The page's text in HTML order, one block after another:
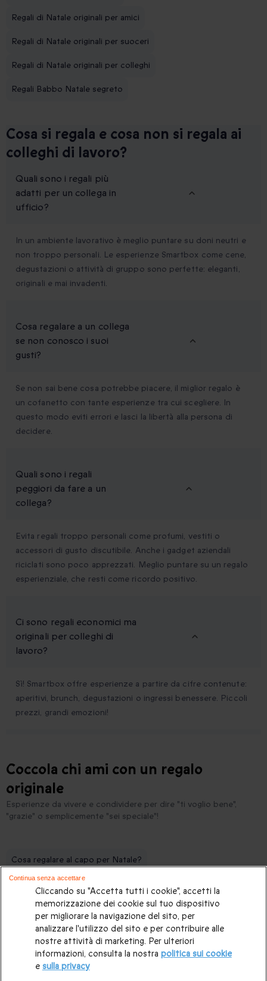
Regali di Natale originali per amici
Regali di Natale originali per suoceri
Regali di Natale originali per colleghi
Regali Babbo Natale segreto
Cosa si regala e cosa non si regala ai
colleghi di lavoro?
Quali sono i regali più
adatti per un collega in
ufficio?
In un ambiente lavorativo è meglio puntare su doni neutri e
non troppo personali. Le esperienze Smartbox come cene,
degustazioni o attività di gruppo sono perfette: eleganti,
originali e mai invadenti.
Cosa regalare a un collega
se non conosco i suoi
gusti?
Se non sai bene cosa potrebbe piacere, il miglior regalo è
un cofanetto con tante esperienze tra cui scegliere. In
questo modo eviti errori e lasci la libertà alla persona di
decidere.
Quali sono i regali
peggiori da fare a un
collega?
Evita regali troppo personali come profumi, vestiti o
accessori di gusto discutibile. Anche i gadget aziendali
riciclati sono poco apprezzati. Meglio puntare su un regalo
esperienziale, che resti come ricordo positivo.
Ci sono regali economici ma
originali per colleghi di
lavoro?
Sì! Smartbox offre esperienze a partire da cifre contenute:
aperitivi, brunch, degustazioni o ingressi benessere. Piccoli
prezzi, grandi emozioni!
Coccola chi ami con un regalo
originale
Esperienze da vivere e condividere per dire "ti voglio bene",
"grazie" o semplicemente "sei speciale"!
Cosa regalare al capo per Natale?
Idee regalo di Natale per chi non vuole niente
9 idee per Capodanno
Come spedire un regalo online a Natale?
Cosa regalare per l'anniversario aziendale?
Dove andare ad Halloween in Europa
Cliccando su "Accetta tutti i cookie", accetti la
memorizzazione dei cookie sul tuo dispositivo
per migliorare la navigazione del sito, per
analizzare l'utilizzo del sito e per contribuire alle
nostre attività di marketing. Per ulteriori
informazioni, consulta la nostra politica sui cookie
e sulla privacy
Continua senza accettare